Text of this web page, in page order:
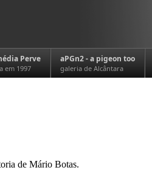
Perve
em 1997
aPGn2 - a pigeon too
galeria de Alcântara
de Mário Botas.